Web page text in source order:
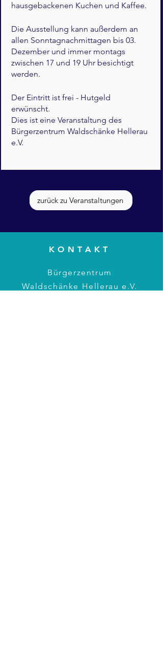
hausgebackenen Kuchen und Kaffee.
Die Ausstellung kann außerdem an
allen Sonntagnachmittagen bis 03.
Dezember und immer montags
zwischen 17 und 19 Uhr besichtigt
werden.
Der Eintritt ist frei - Hutgeld
erwünscht.
Dies ist eine Veranstaltung des
Bürgerzentrum Waldschänke Hellerau
e.V.
zurück zu Veranstaltungen
KONTAKT
Bürgerzentrum
Waldschänke Hellerau e.V.